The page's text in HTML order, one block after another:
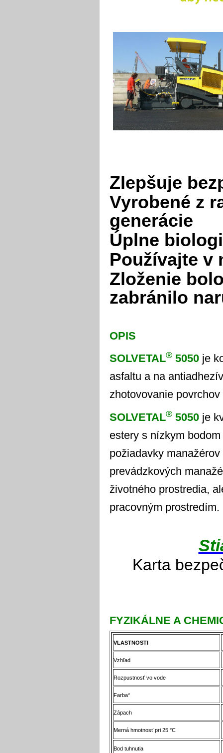
Zlepšuje
Vyrobené z
generácie
Úplne
Používajte v
Zloženie
zabránilo
OPIS
SOLVETAL® 5050 je
asfaltu a na
zhotovovanie
SOLVETAL® 5050 je
estery s nízkym
požiadavky
prevádzkových
životného prostredia,
pracovným prostredím.
Karta
FYZIKÁLNE A
VLASTNOSTI
Vzhľad
Rozpustnosť vo vode
Farba*
Zápach
Merná hmotnosť pri 25 °C
Bod tuhnutia